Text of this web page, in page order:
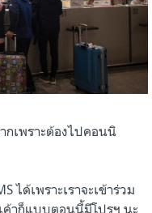
กเพราะต้องไปคอนนิ
ได้เพราะเราจะเข้าร่วม
ค้าก็แบบตอนนี้มีโปรฯ นะ